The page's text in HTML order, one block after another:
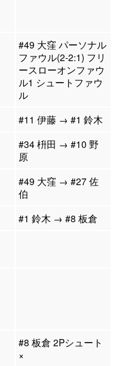
#49 大窪 パーソナル
ファウル(2-2:1) フリ
ースローオンファウ
ル1 シュートファウ
ル
#11 伊藤 → #1 鈴木
#34 枡田 → #10 野
原
#49 大窪 → #27 佐
伯
#1 鈴木 → #8 板倉
#8 板倉 2Pシュート
×